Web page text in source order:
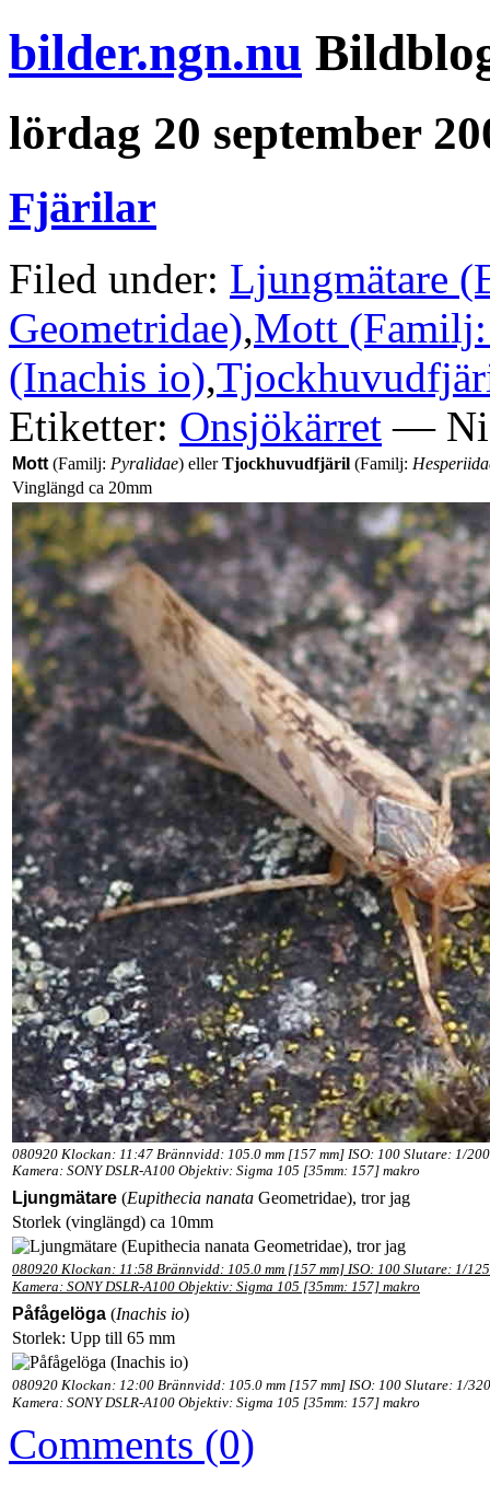
bilder.ngn.nu
lördag 20 september
Fjärilar
Filed under: Ljungmätare
Geometridae),Mott
(Inachis io),
Etiketter: Onsjökärret —
Mott (Familj: Pyralidae) ellerTjockhuvudfjäril (Familj:
Vinglängd ca 20mm
080920 Klockan: 11:47 Brännvidd: 105.0 mm [157 mm] ISO: 100 Slutare: 1/
Kamera: SONY DSLR-A100 Objektiv: Sigma 105 [35mm: 157] makro
Ljungmätare (Eupithecia nanata Geometridae), tror jag
Storlek (vinglängd) ca 10mm
080920 Klockan: 11:58 Brännvidd: 105.0 mm [157 mm] ISO: 100 Slutare: 1/
Kamera: SONY DSLR-A100 Objektiv: Sigma 105 [35mm: 157] makro
Påfågelöga (Inachis io)
Storlek: Upp till 65 mm
080920 Klockan: 12:00 Brännvidd: 105.0 mm [157 mm] ISO: 100 Slutare: 1/
Kamera: SONY DSLR-A100 Objektiv: Sigma 105 [35mm: 157] makro
Comments (0)